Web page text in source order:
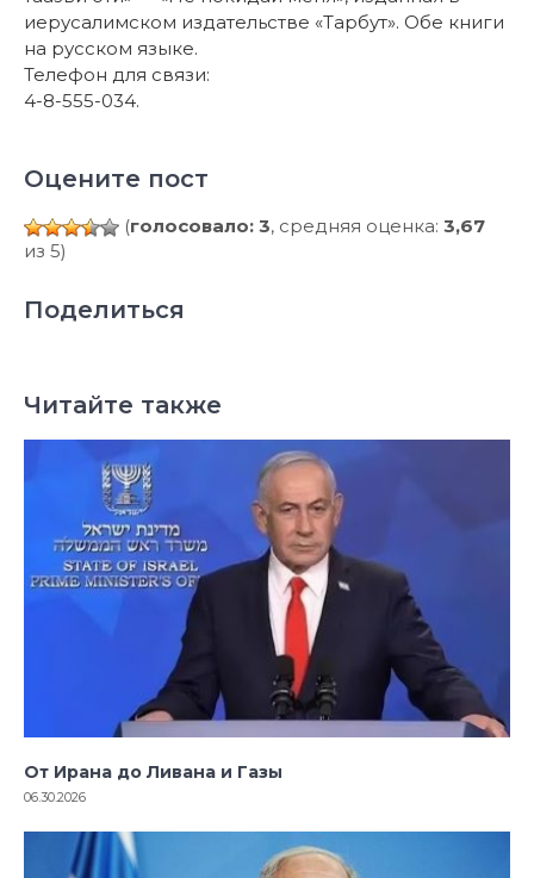
иерусалимском издательстве «Тарбут». Обе книги
на русском языке.
Телефон для связи:
4-8-555-034.
Оцените пост
(голосовало: 3, средняя оценка: 3,67
из 5)
Поделиться
Читайте также
От Ирана до Ливана и Газы
06.30.2026